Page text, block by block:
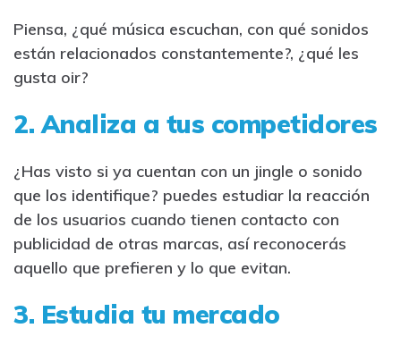
Piensa, ¿qué música escuchan, con qué sonidos
están relacionados constantemente?, ¿qué les
gusta oir?
2. Analiza a tus competidores
¿Has visto si ya cuentan con un jingle o sonido
que los identifique? puedes estudiar la reacción
de los usuarios cuando tienen contacto con
publicidad de otras marcas, así reconocerás
aquello que prefieren y lo que evitan.
3. Estudia tu mercado